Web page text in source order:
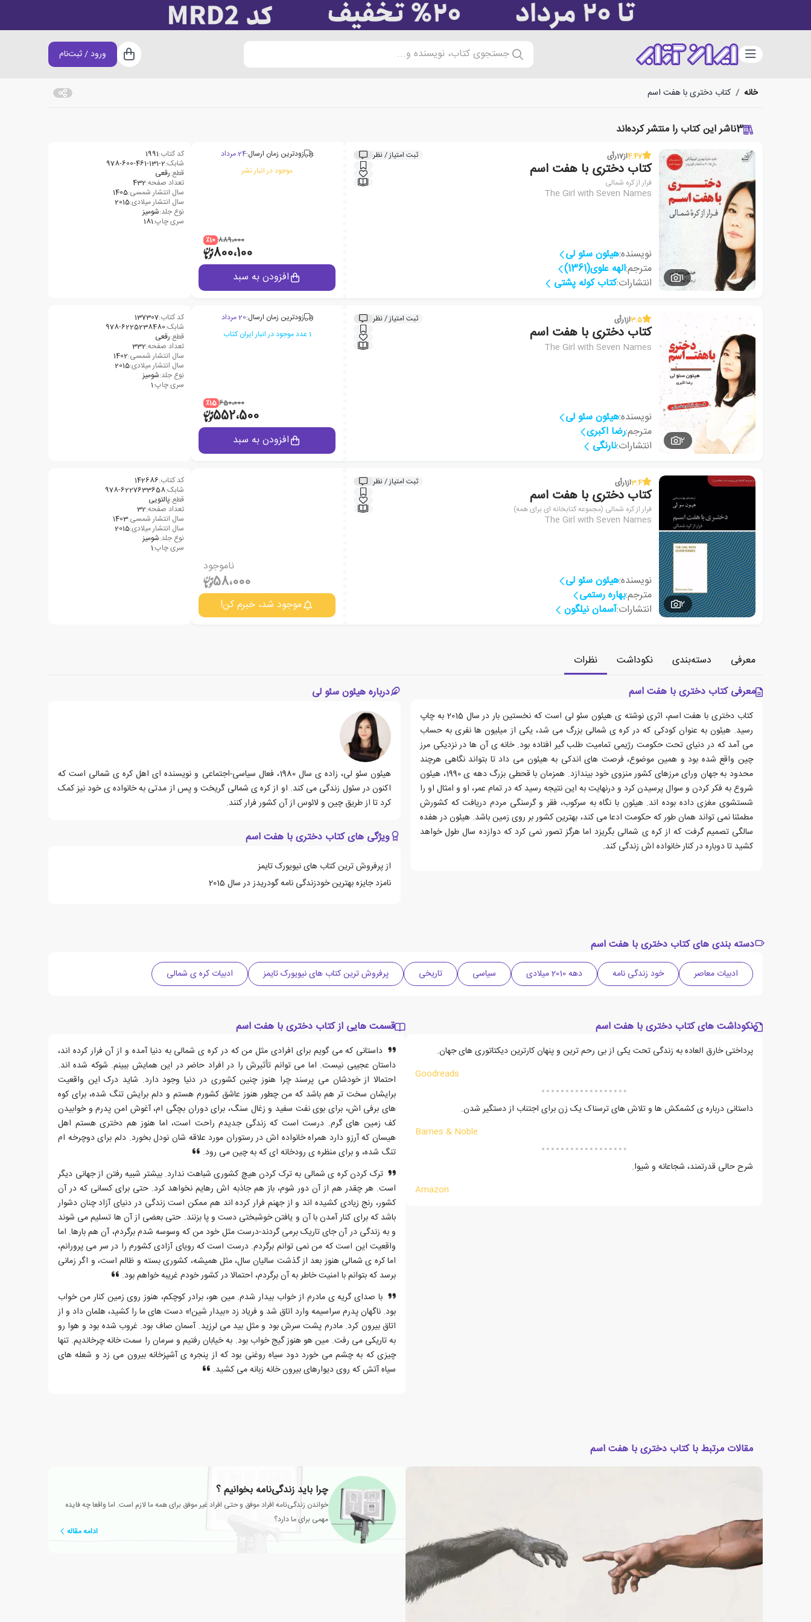
دسته‌بندی جستجوی کتاب، نویسنده و... سبد خرید
ورود / ثبت‌نام
خانه / کتاب دختری با هفت اسم
3ناشر این کتاب را منتشر کرده‌اند
1
4.47از17رأی ثبت امتیاز / نظر
کتاب دختری با هفت اسم
فرار از کره شمالی
The Girl with Seven Names
نویسنده:هیئون سئو لی
مترجم:الهه علوی(1361)
انتشارات:کتاب کوله پشتی
زودترین زمان ارسال:24 مرداد
موجود در انبار نشر
889،000 ٪10
800،100
افزودن به سبد
کد کتاب:1991
شابک:978-600-461-131-2
قطع:رقعی
تعداد صفحه:432
سال انتشار شمسی:1405
سال انتشار میلادی:2015
نوع جلد:شومیز
سری چاپ:181
2
3.5از1رأی ثبت امتیاز / نظر
کتاب دختری با هفت اسم
The Girl with Seven Names
نویسنده:هیئون سئو لی
مترجم:رضا اکبری
انتشارات:نارنگی
زودترین زمان ارسال:20 مرداد
1 عدد موجود در انبار ایران کتاب
650،000 ٪15
552،500
افزودن به سبد
کد کتاب:137307
شابک:978-6225238480
قطع:رقعی
تعداد صفحه:332
سال انتشار شمسی:1402
سال انتشار میلادی:2015
نوع جلد:شومیز
سری چاپ:1
2
3.4از1رأی ثبت امتیاز / نظر
کتاب دختری با هفت اسم
فرار از کره شمالی (مجموعه کتابخانه ای برای همه)
The Girl with Seven Names
نویسنده:هیئون سئو لی
مترجم:بهاره رستمی
انتشارات:آسمان نیلگون
ناموجود
58،000
موجود شد، خبرم کن!
کد کتاب:142686
شابک:978-6227633658
قطع:پالتویی
تعداد صفحه:32
سال انتشار شمسی:1403
سال انتشار میلادی:2015
نوع جلد:شومیز
سری چاپ:1
معرفی دسته‌بندی نکوداشت
نظرات
معرفی کتاب دختری با هفت اسم
کتاب دختری با هفت اسم، اثری نوشته ی هیئون سئو لی است که نخستین بار در سال 2015 به چاپ
رسید. هیئون به عنوان کودکی که در کره ی شمالی بزرگ می شد، یکی از میلیون ها نفری به حساب
می آمد که در دنیای تحت حکومت رژیمی تمامیت طلب گیر افتاده بود. خانه ی آن ها در نزدیکی مرز
چین واقع شده بود و همین موضوع، فرصت های اندکی به هیئون می داد تا بتواند نگاهی هرچند
محدود به جهان ورای مرزهای کشور منزوی خود بیندازد. همزمان با قحطی بزرگ دهه ی 1990، هیئون
شروع به فکر کردن و سوال پرسیدن کرد و درنهایت به این نتیجه رسید که در تمام عمر، او و امثال او را
شستشوی مغزی داده بوده اند. هیئون با نگاه به سرکوب، فقر و گرسنگی مردم دریافت که کشورش
مطمئنا نمی تواند همان طور که حکومت ادعا می کند، بهترین کشور بر روی زمین باشد. هیئون در هفده
سالگی تصمیم گرفت که از کره ی شمالی بگریزد اما هرگز تصور نمی کرد که دوازده سال طول خواهد
کشید تا دوباره در کنار خانواده اش زندگی کند.
درباره هیئون سئو لی
هیئون سئو لی، زاده ی سال 1980، فعال سیاسی-اجتماعی و نویسنده ای اهل کره ی شمالی است که
اکنون در سئول زندگی می کند. او از کره ی شمالی گریخت و پس از مدتی به خانواده ی خود نیز کمک
کرد تا از طریق چین و لائوس از آن کشور فرار کنند.
ویژگی های کتاب دختری با هفت اسم
از پرفروش ترین کتاب های نیویورک تایمز
نامزد جایزه بهترین خودزندگی نامه گودریدز در سال 2015
دسته بندی های کتاب دختری با هفت اسم
ادبیات معاصر خود زندگی نامه دهه 2010 میلادی سیاسی تاریخی پرفروش ترین کتاب های نیویورک تایمز ادبیات کره ی شمالی
نکوداشت های کتاب دختری با هفت اسم
پرداختی خارق العاده به زندگی تحت یکی از بی رحم ترین و پنهان کارترین دیکتاتوری های جهان.
Goodreads
داستانی درباره ی کشمکش ها و تلاش های ترسناک یک زن برای اجتناب از دستگیر شدن.
Barnes & Noble
شرح حالی قدرتمند، شجاعانه و شیوا.
Amazon
قسمت هایی از کتاب دختری با هفت اسم
داستانی که می گویم برای افرادی مثل من که در کره ی شمالی به دنیا آمده و از آن فرار کرده اند،
داستان عجیبی نیست. اما می توانم تأثیرش را در افراد حاضر در این همایش ببینم. شوکه شده اند.
احتمالا از خودشان می پرسند چرا هنوز چنین کشوری در دنیا وجود دارد. شاید درک این واقعیت
برایشان سخت تر هم باشد که من چطور هنوز عاشق کشورم هستم و دلم برایش تنگ شده، برای کوه
های برفی اش، برای بوی نفت سفید و زغال سنگ، برای دوران بچگی ام، آغوش امن پدرم و خوابیدن
کف زمین های گرم. درست است که زندگی جدیدم راحت است، اما هنوز هم دختری هستم اهل
هیسان که آرزو دارد همراه خانواده اش در رستوران مورد علاقه شان نودل بخورد. دلم برای دوچرخه ام
تنگ شده، و برای منظره ی رودخانه ای که به چین می رود.
ترک کردن کره ی شمالی به ترک کردن هیچ کشوری شباهت ندارد. بیشتر شبیه رفتن از جهانی دیگر
است. هر چقدر هم از آن دور شوم، باز هم جاذبه اش رهایم نخواهد کرد. حتی برای کسانی که در آن
کشور، رنج زیادی کشیده اند و از جهنم فرار کرده اند هم ممکن است زندگی در دنیای آزاد چنان دشوار
باشد که برای کنار آمدن با آن و یافتن خوشبختی دست و پا بزنند. حتی بعضی از آن ها تسلیم می شوند
و به زندگی در آن جای تاریک برمی گردند-درست مثل خود من که وسوسه شدم برگردم، آن هم بارها. اما
واقعیت این است که من نمی توانم برگردم. درست است که رویای آزادی کشورم را در سر می پرورانم،
اما کره ی شمالی هنوز بعد از گذشت سالیان سال، مثل همیشه، کشوری بسته و ظالم است، و اگر زمانی
برسد که بتوانم با امنیت خاطر به آن برگردم، احتمالا در کشور خودم غریبه خواهم بود.
با صدای گریه ی مادرم از خواب بیدار شدم. مین هو، برادر کوچکم، هنوز روی زمین کنار من خواب
بود. ناگهان پدرم سراسیمه وارد اتاق شد و فریاد زد «بیدار شین!» دست های ما را کشید، هلمان داد و از
اتاق بیرون کرد. مادرم پشت سرش بود و مثل بید می لرزید. آسمان صاف بود. غروب شده بود و هوا رو
به تاریکی می رفت. مین هو هنوز گیج خواب بود. به خیابان رفتیم و سرمان را سمت خانه چرخاندیم. تنها
چیزی که به چشم می خورد دود سیاه روغنی بود که از پنجره ی آشپزخانه بیرون می زد و شعله های
سیاه آتش که روی دیوارهای بیرون خانه زبانه می کشید.
مقالات مرتبط با کتاب دختری با هفت اسم
چرا باید زندگی‌نامه بخوانیم ؟
خواندن زندگی‌نامه افراد موفق و حتی افراد غیر موفق برای همه ما لازم است. اما واقعا چه فایده
مهمی برای ما دارد؟
ادامه مقاله